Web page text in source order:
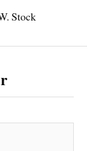
Stock